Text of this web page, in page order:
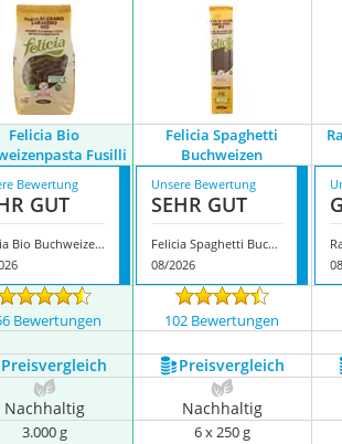
Felicia Bio
Fusilli
Felicia Spaghetti
Buchweizen
Bewertung
GUT
Felicia Bio Buchweizenpasta Fusilli
Unsere Bewertung
SEHR GUT
Felicia Spaghetti Buchweizen
08/2026
Bewertungen 102 Bewertungen
Preis­vergleich Preis­vergleich
Nachhaltig Nachhaltig
3.000 g 6 x 250 g